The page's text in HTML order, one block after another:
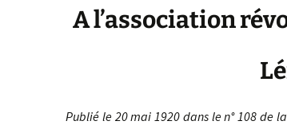
A l’association
Publié le 20 mai 1920 dans le n° 108 de